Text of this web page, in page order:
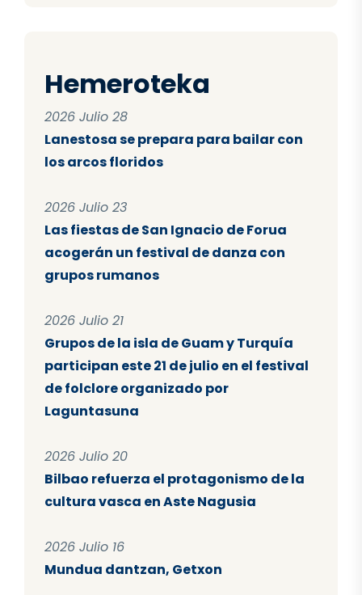
Hemeroteka
2026 Julio 28
Lanestosa se prepara para bailar con
los arcos floridos
2026 Julio 23
Las fiestas de San Ignacio de Forua
acogerán un festival de danza con
grupos rumanos
2026 Julio 21
Grupos de la isla de Guam y Turquía
participan este 21 de julio en el festival
de folclore organizado por
Laguntasuna
2026 Julio 20
Bilbao refuerza el protagonismo de la
cultura vasca en Aste Nagusia
2026 Julio 16
Mundua dantzan, Getxon